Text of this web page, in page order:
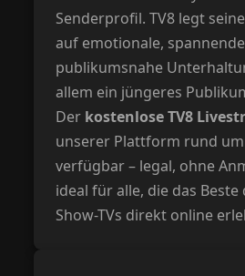
Senderprofil. TV8 legt
auf emotionale,
publikumsnahe
allem ein jüngeres
Der kostenlose TV8
unserer Plattform rund
verfügbar – legal, ohne
ideal für alle, die das
Show-TVs direkt online